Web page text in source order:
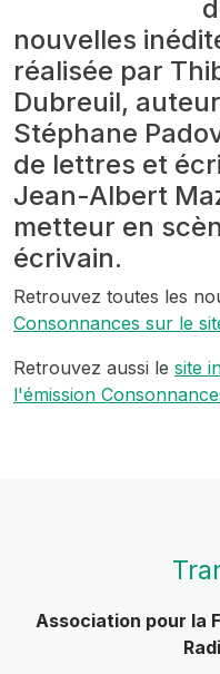
nouvelles
réalisée par
Dubreuil,
Stéphane
de lettres et
Jean-Albert
metteur en
écrivain.
Retrouvez toutes les
Consonnances sur le
Retrouvez aussi le site
l'émission
Association pour la